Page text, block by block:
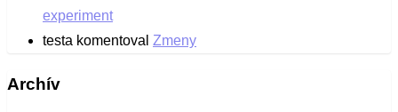
experiment
testa komentoval Zmeny
Archív